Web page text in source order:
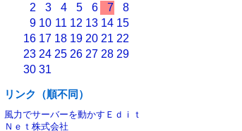
2
3 4 5 6 7
8
9 10 11 12 13 14 15
16 17 18 19 20 21 22
23 24 25 26 27 28 29
30 31
リンク（順不同）
風力でサーバーを動かすＥｄｉｔ
Ｎｅｔ株式会社